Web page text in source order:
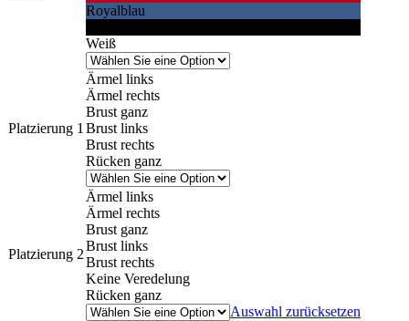
Royalblau
Weiß
Platzierung 1
Ärmel links
Ärmel rechts
Brust ganz
Brust links
Brust rechts
Rücken ganz
Platzierung 2
Ärmel links
Ärmel rechts
Brust ganz
Brust links
Brust rechts
Keine Veredelung
Rücken ganz
Auswahl zurücksetzen